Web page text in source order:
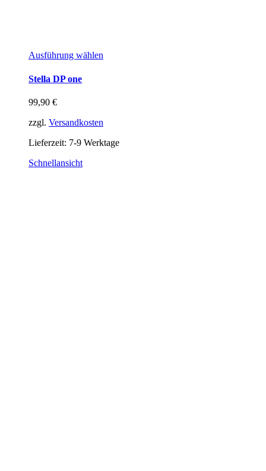
Ausführung wählen
Stella DP one
99,90 €
zzgl. Versandkosten
Lieferzeit: 7-9 Werktage
Schnellansicht